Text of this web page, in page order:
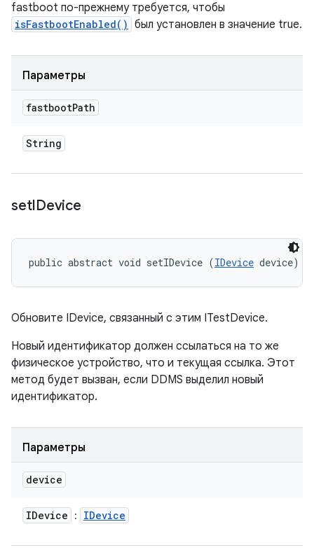
fastboot по-прежнему требуется, чтобы
isFastbootEnabled() был установлен в значение true.
Параметры
fastbootPath
String
setIDevice
public abstract void setIDevice (IDevice device)
Обновите IDevice, связанный с этим ITestDevice.
Новый идентификатор должен ссылаться на то же
физическое устройство, что и текущая ссылка. Этот
метод будет вызван, если DDMS выделил новый
идентификатор.
Параметры
device
IDevice : IDevice